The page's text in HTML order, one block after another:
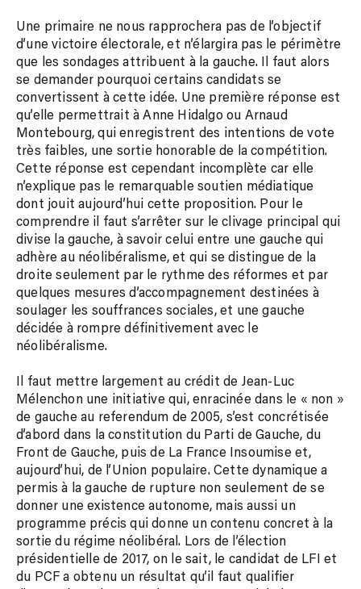
Une primaire ne nous rapprochera pas de l’objectif
d’une victoire électorale, et n’élargira pas le périmètre
que les sondages attribuent à la gauche. Il faut alors
se demander pourquoi certains candidats se
convertissent à cette idée. Une première réponse est
qu’elle permettrait à Anne Hidalgo ou Arnaud
Montebourg, qui enregistrent des intentions de vote
très faibles, une sortie honorable de la compétition.
Cette réponse est cependant incomplète car elle
n’explique pas le remarquable soutien médiatique
dont jouit aujourd’hui cette proposition. Pour le
comprendre il faut s’arrêter sur le clivage principal qui
divise la gauche, à savoir celui entre une gauche qui
adhère au néolibéralisme, et qui se distingue de la
droite seulement par le rythme des réformes et par
quelques mesures d’accompagnement destinées à
soulager les souffrances sociales, et une gauche
décidée à rompre définitivement avec le
néolibéralisme.
Il faut mettre largement au crédit de Jean-Luc
Mélenchon une initiative qui, enracinée dans le « non »
de gauche au referendum de 2005, s’est concrétisée
d’abord dans la constitution du Parti de Gauche, du
Front de Gauche, puis de La France Insoumise et,
aujourd’hui, de l’Union populaire. Cette dynamique a
permis à la gauche de rupture non seulement de se
donner une existence autonome, mais aussi un
programme précis qui donne un contenu concret à la
sortie du régime néolibéral. Lors de l’élection
présidentielle de 2017, on le sait, le candidat de LFI et
du PCF a obtenu un résultat qu’il faut qualifier